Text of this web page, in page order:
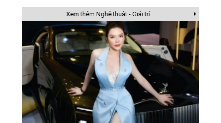
Xem thêm Nghệ thuật - Giải trí